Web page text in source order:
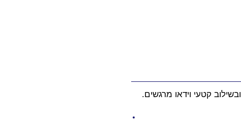
קטעי וידאו מרגשים.